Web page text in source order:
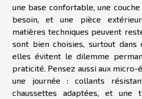
une base confortable, une
besoin, et une pièce
matières techniques peuvent
sont bien choisies, surtout
elles évitent le dilemme
praticité. Pensez aussi aux micro-
une journée : collants
chaussettes adaptées, et une